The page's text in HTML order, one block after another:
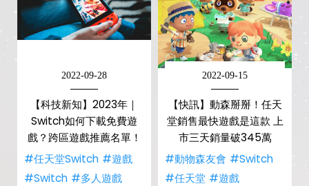
2022-09-28
【科技新知】2023年｜
Switch如何下載免費遊
戲？跨區遊戲推薦名單！
#任天堂Switch #遊戲
#Switch #多人遊戲
2022-09-15
【快訊】動森掰掰！任天
堂銷售最快遊戲是這款 上
市三天銷量破345萬
#動物森友會 #Switch
#任天堂 #遊戲